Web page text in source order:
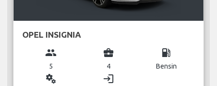
OPEL INSIGNIA
group
5
business_center
4
local_gas_station
Bensin
miscellaneous_services login